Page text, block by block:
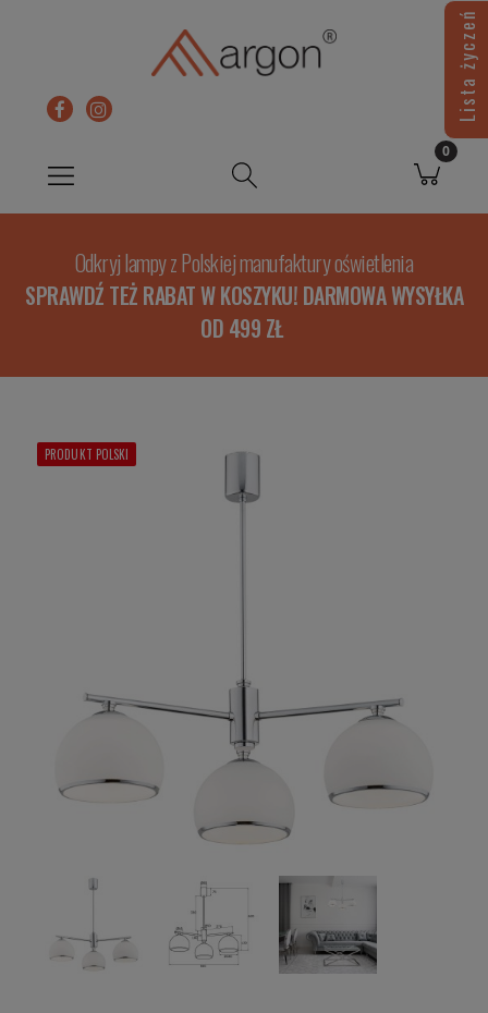
Odkryj lampy z Polskiej manufaktury oświetlenia
SPRAWDŹ TEŻ RABAT W KOSZYKU! DARMOWA WYSYŁKA
OD 499 ZŁ
PRODUKT POLSKI
Lista życzeń